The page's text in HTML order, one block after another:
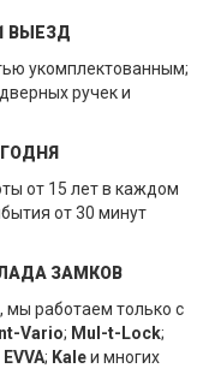
ВЫЕЗД
укомплектованным;
ручек и
от 15 лет в каждом
от 30 минут
ЗАМКОВ
мы работаем только с
Vario; Mul-t-Lock;
EVVA; Kaleи многих